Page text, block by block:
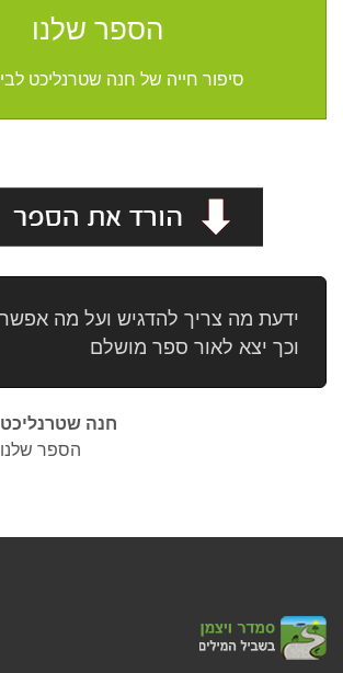
הספר שלנו
סיפור חייה של חנה שטרנליכט
ידעת מה צריך להדגיש ועל מה
וכך יצא לאור ספר מושלם
חנה שטרנליכט
הספר שלנו